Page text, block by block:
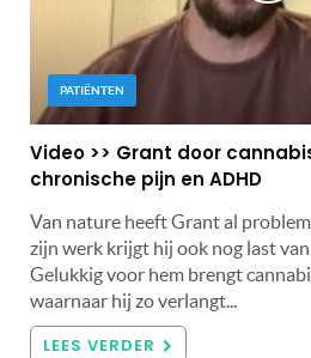
PATIËNTEN
Video >> Grant door
chronische pijn en ADHD
Van nature heeft Grant al
zijn werk krijgt hij ook nog last
Gelukkig voor hem brengt
waarnaar hij zo verlangt...
LEES VERDER